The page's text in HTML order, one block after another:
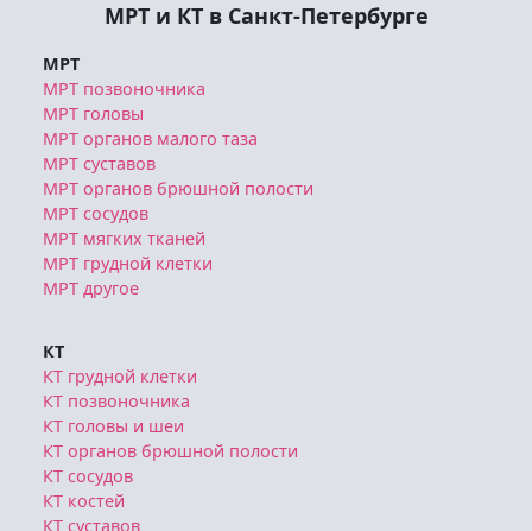
МРТ и КТ в Санкт-Петербурге
МРТ
МРТ позвоночника
МРТ головы
МРТ органов малого таза
МРТ суставов
МРТ органов брюшной полости
МРТ сосудов
МРТ мягких тканей
МРТ грудной клетки
МРТ другое
КТ
КТ грудной клетки
КТ позвоночника
КТ головы и шеи
КТ органов брюшной полости
КТ сосудов
КТ костей
КТ суставов